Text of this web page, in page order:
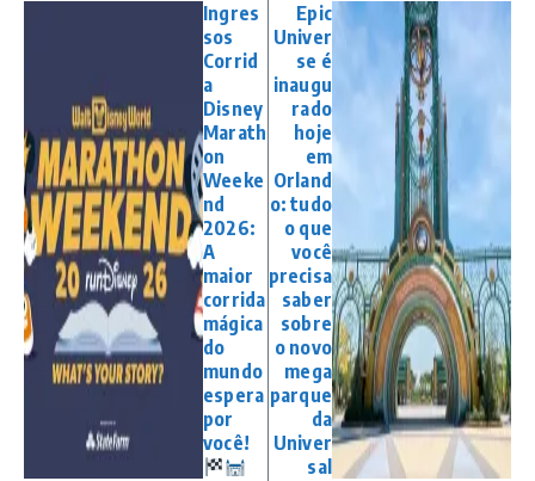
Ingres
sos
Corrid
a
Disney
Marath
on
Weeke
nd
2026:
A
maior
corrida
mágica
do
mundo
espera
por
você!
Epic
Univer
se é
inaugu
rado
hoje
em
Orland
o: tudo
o que
você
precisa
saber
sobre
o novo
mega
parque
da
Univer
sal